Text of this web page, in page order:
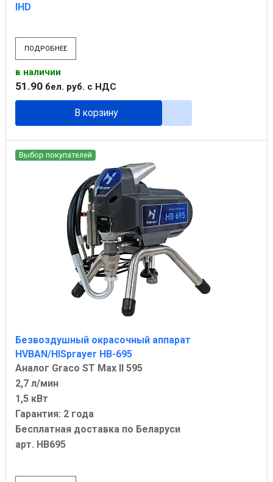
IHD
ПОДРОБНЕЕ
в наличии
51 .90 бел. руб. с НДС
В корзину
Выбор покупателей
Безвоздушный окрасочный аппарат
HVBAN/HISprayer HB-695
Аналог Graco ST Max II 595
2,7 л/мин
1,5 кВт
Гарантия: 2 года
Бесплатная доставка по Беларуси
арт. HB695